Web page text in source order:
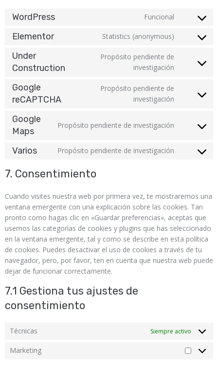
WordPress Funcional
Elementor Statistics (anonymous)
Under
Construction
Propósito pendiente de
investigación
Google
reCAPTCHA
Propósito pendiente de
investigación
Google
Maps
Propósito pendiente de investigación
Varios Propósito pendiente de investigación
7. Consentimiento
Cuando visites nuestra web por primera vez, te mostraremos una
ventana emergente con una explicación sobre las cookies. Tan
pronto como hagas clic en «Guardar preferencias», aceptas que
usemos las categorías de cookies y plugins que has seleccionado
en la ventana emergente, tal y como se describe en esta política
de cookies. Puedes desactivar el uso de cookies a través de tu
navegador, pero, por favor, ten en cuenta que nuestra web puede
dejar de funcionar correctamente.
7.1 Gestiona tus ajustes de
consentimiento
Técnicas Siempre activo
Marketing